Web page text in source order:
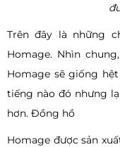
Trên đây là những
Homage. Nhìn
Homage sẽ giống
tiếng nào đó nhưng
hơn. Đồng hồ
Homage được sản